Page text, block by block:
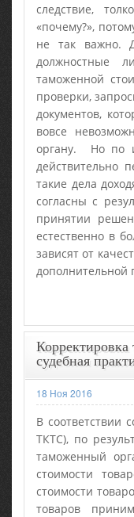
следствие,
«почему?»,
не так важно.
должностные
таможенной
проверки,
документов,
вовсе
органу. Но по
действительно
такие дела
согласны с
принятии
естественно в
зависят от
дополнительной
судебная
18 Ноя 2016
В соответствии
ТКТС), по
таможенный
стоимости
стоимости
товаров